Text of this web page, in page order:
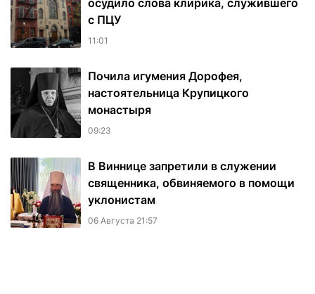
осудило слова клирика, служившего
с ПЦУ
11:01
Почила игумения Дорофея,
настоятельница Крупицкого
монастыря
09:23
В Виннице запретили в служении
священника, обвиняемого в помощи
уклонистам
06 Августа 21:57